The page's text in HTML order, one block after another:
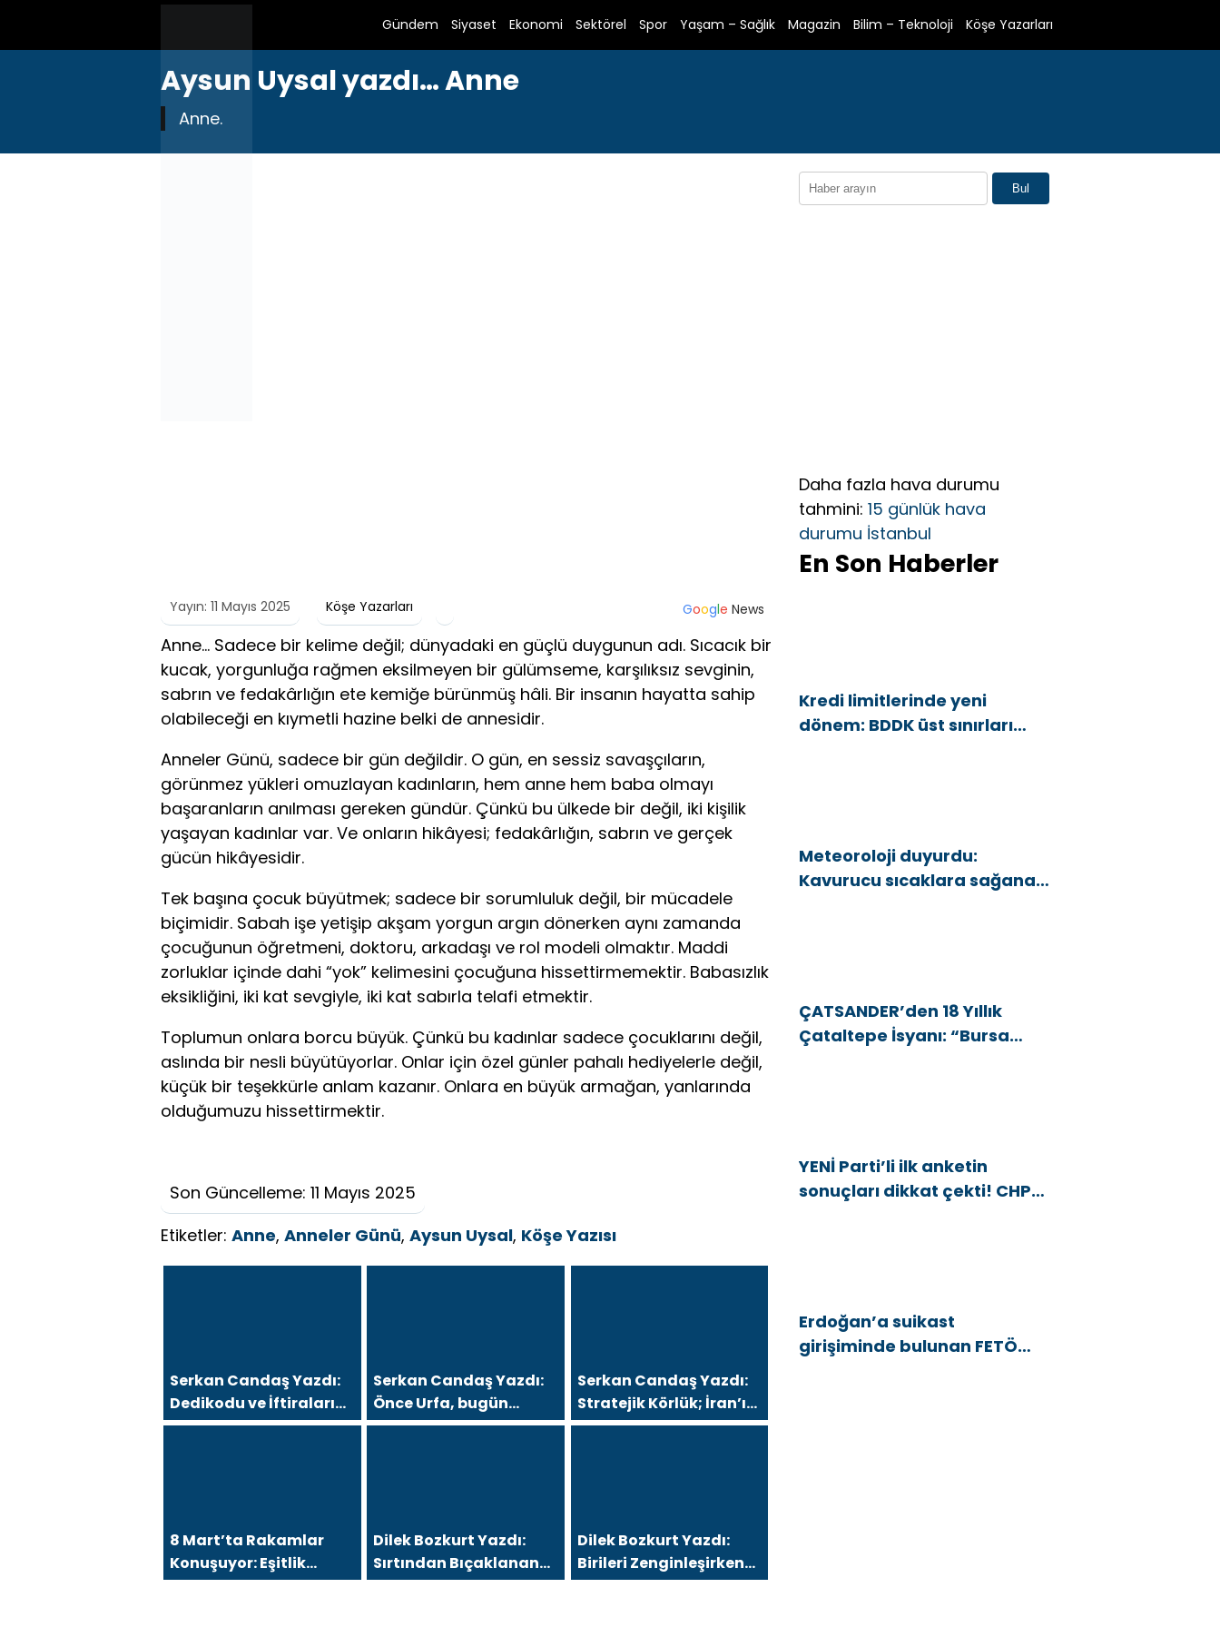
Gündem Siyaset Ekonomi Sektörel Spor Yaşam – Sağlık Magazin Bilim – Teknoloji Köşe Yazarları
Aysun Uysal yazdı… Anne
Anne.
Yayın: 11 Mayıs 2025 Köşe Yazarları Google News
Anne… Sadece bir kelime değil; dünyadaki en güçlü duygunun adı. Sıcacık bir
kucak, yorgunluğa rağmen eksilmeyen bir gülümseme, karşılıksız sevginin,
sabrın ve fedakârlığın ete kemiğe bürünmüş hâli. Bir insanın hayatta sahip
olabileceği en kıymetli hazine belki de annesidir.
Anneler Günü, sadece bir gün değildir. O gün, en sessiz savaşçıların,
görünmez yükleri omuzlayan kadınların, hem anne hem baba olmayı
başaranların anılması gereken gündür. Çünkü bu ülkede bir değil, iki kişilik
yaşayan kadınlar var. Ve onların hikâyesi; fedakârlığın, sabrın ve gerçek
gücün hikâyesidir.
Tek başına çocuk büyütmek; sadece bir sorumluluk değil, bir mücadele
biçimidir. Sabah işe yetişip akşam yorgun argın dönerken aynı zamanda
çocuğunun öğretmeni, doktoru, arkadaşı ve rol modeli olmaktır. Maddi
zorluklar içinde dahi “yok” kelimesini çocuğuna hissettirmemektir. Babasızlık
eksikliğini, iki kat sevgiyle, iki kat sabırla telafi etmektir.
Toplumun onlara borcu büyük. Çünkü bu kadınlar sadece çocuklarını değil,
aslında bir nesli büyütüyorlar. Onlar için özel günler pahalı hediyelerle değil,
küçük bir teşekkürle anlam kazanır. Onlara en büyük armağan, yanlarında
olduğumuzu hissettirmektir.
Son Güncelleme: 11 Mayıs 2025
Etiketler: Anne, Anneler Günü, Aysun Uysal, Köşe Yazısı
Serkan Candaş Yazdı:
Dedikodu ve İftiralarını
İspat Edemeyen Hukuk
Serkan Candaş Yazdı:
Önce Urfa, bugün
Kahramanmaraş ve
Serkan Candaş Yazdı:
Stratejik Körlük; İran’ı
“Arap Baharı”
8 Mart’ta Rakamlar
Konuşuyor: Eşitlik
Talebi Sürerken
Dilek Bozkurt Yazdı:
Sırtından Bıçaklanan
Gelecek
Dilek Bozkurt Yazdı:
Birileri Zenginleşirken
Kimler Eksiliyor?
Bul
Daha fazla hava durumu
tahmini: 15 günlük hava
durumu İstanbul
En Son Haberler
Kredi limitlerinde yeni
dönem: BDDK üst sınırları
Meteoroloji duyurdu:
Kavurucu sıcaklara sağanak
ÇATSANDER’den 18 Yıllık
Çataltepe İsyanı: “Bursa
YENİ Parti’li ilk anketin
sonuçları dikkat çekti! CHP
Erdoğan’a suikast
girişiminde bulunan FETÖ